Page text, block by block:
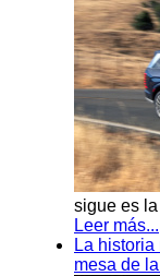
sigue es
Leer más...
La
mesa de